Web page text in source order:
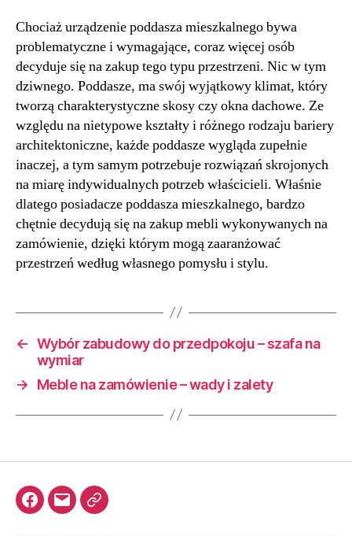
Chociaż urządzenie poddasza mieszkalnego bywa
problematyczne i wymagające, coraz więcej osób
decyduje się na zakup tego typu przestrzeni. Nic w tym
dziwnego. Poddasze, ma swój wyjątkowy klimat, który
tworzą charakterystyczne skosy czy okna dachowe. Ze
względu na nietypowe kształty i różnego rodzaju bariery
architektoniczne, każde poddasze wygląda zupełnie
inaczej, a tym samym potrzebuje rozwiązań skrojonych
na miarę indywidualnych potrzeb właścicieli. Właśnie
dlatego posiadacze poddasza mieszkalnego, bardzo
chętnie decydują się na zakup mebli wykonywanych na
zamówienie, dzięki którym mogą zaaranżować
przestrzeń według własnego pomysłu i stylu.
← Wybór zabudowy do przedpokoju – szafa na
wymiar
→
Meble na zamówienie – wady i zalety
Facebookkontakt@zof-
Meble